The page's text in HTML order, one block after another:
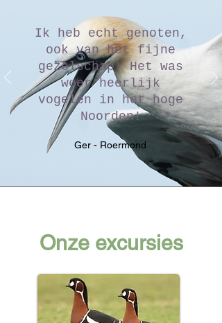
Ik heb echt genoten,
ook van het fijne
gezelschap! Het was
weer heerlijk
vogelen in het hoge
Noorden!
Ger - Roermond
Onze excursies